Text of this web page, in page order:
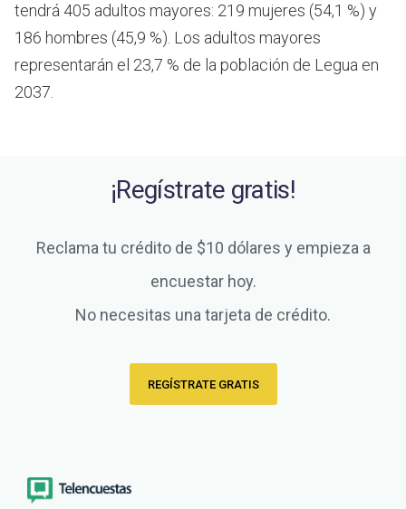
tendrá 405 adultos mayores: 219 mujeres (54,1 %) y
186 hombres (45,9 %). Los adultos mayores
representarán el 23,7 % de la población de Legua en
2037.
¡Regístrate gratis!
Reclama tu crédito de $10 dólares y empieza a
encuestar hoy.
No necesitas una tarjeta de crédito.
REGÍSTRATE GRATIS